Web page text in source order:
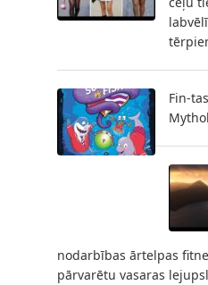
Fin-
nodarbības ārtelpas
pārvarētu vasaras